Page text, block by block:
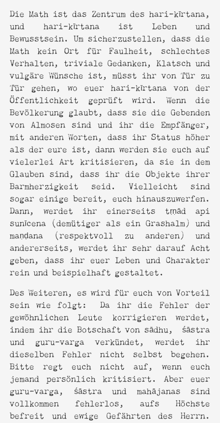
Die Math ist das Zentrum des hari-kīrtana,
und hari-kīrtana ist Leben und
Bewusstsein. Um sicherzustellen, dass die
Math kein Ort für Faulheit, schlechtes
Verhalten, triviale Gedanken, Klatsch und
vulgäre Wünsche ist, müsst ihr von Tür zu
Tür gehen, wo euer hari-kīrtana von der
Öffentlichkeit geprüft wird. Wenn die
Bevölkerung glaubt, dass sie die Gebenden
von Almosen sind und ihr die Empfänger,
mit anderen Worten, dass ihr Status höher
als der eure ist, dann werden sie euch auf
vielerlei Art kritisieren, da sie in dem
Glauben sind, dass ihr die Objekte ihrer
Barmherzigkeit seid. Vielleicht sind
sogar einige bereit, euch hinauszuwerfen.
Dann, werdet ihr einerseits tṛṇād api
sunīcena (demütiger als ein Grashalm) und
maṇḍana (respektvoll zu anderen) und
andererseits, werdet ihr sehr darauf Acht
geben, dass ihr euer Leben und Charakter
rein und beispielhaft gestaltet.
Des Weiteren, es wird für euch von Vorteil
sein wie folgt: Da ihr die Fehler der
gewöhnlichen Leute korrigieren werdet,
indem ihr die Botschaft von sādhu, śāstra
und guru-varga verkündet, werdet ihr
dieselben Fehler nicht selbst begehen.
Bitte regt euch nicht auf, wenn euch
jemand persönlich kritisiert. Aber euer
guru-varga, śāstra und mahājanas sind
vollkommen fehlerlos, aufs Höchste
befreit und ewige Gefährten des Herrn.